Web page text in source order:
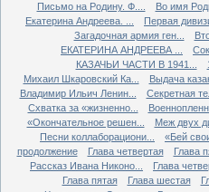
Письмо на Родину. Ф....
Во имя
Екатерина Андреева. ...
Первая
Загадочная армия ген...
ЕКАТЕРИНА АНДРЕЕВА ...
КАЗАЧЬИ ЧАСТИ В 1941...
Михаил Шкаровский Ка...
Выдача
Владимир Ильич Ленин...
Секретная
Схватка за «жизненно...
«Окончательное решен...
Меж двух
Песни коллаборациони...
«Бей
продолжение
Глава четвертая Глава
Рассказ Ивана Никоно...
Глава
Глава пятая
Глава шестая